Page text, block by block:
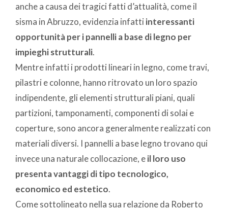
anche a causa dei tragici fatti d’attualità, come il
sisma in Abruzzo, evidenzia infatti interessanti
opportunità per i pannelli a base di legno per
impieghi strutturali.
Mentre infatti i prodotti lineari in legno, come travi,
pilastri e colonne, hanno ritrovato un loro spazio
indipendente, gli elementi strutturali piani, quali
partizioni, tamponamenti, componenti di solai e
coperture, sono ancora generalmente realizzati con
materiali diversi. I pannelli a base legno trovano qui
invece una naturale collocazione, eil loro uso
presenta vantaggi di tipo tecnologico,
economico ed estetico.
Come sottolineato nella sua relazione da Roberto